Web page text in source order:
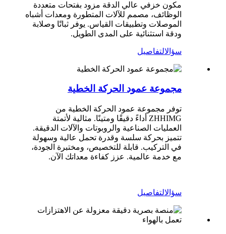
مكون خزفي عالي الدقة مزود بفتحات متعددة
الوظائف، مصمم للآلات المتطورة ومعدات أشباه
الموصلات وتطبيقات القياس. يوفر ثباتًا وصلابة
ودقة استثنائية على المدى الطويل.
سؤالالتفاصيل
مجموعة عمود الحركة الخطية
توفر مجموعة عمود الحركة الخطية من
ZHHIMG أداءً دقيقًا ومتينًا. مثالية لأتمتة
العمليات الصناعية والروبوتات والآلات الدقيقة.
تتميز بحركة سلسة وقدرة تحمل عالية وسهولة
في التركيب. قابلة للتخصيص، ومختبرة الجودة،
مع خدمة عالمية. عزز كفاءة معداتك الآن.
سؤالالتفاصيل